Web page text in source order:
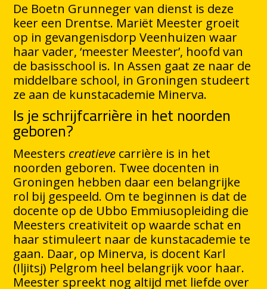
De Boetn Grunneger van dienst is deze
keer een Drentse. Mariët Meester groeit
op in gevangenisdorp Veenhuizen waar
haar vader, ‘meester Meester’, hoofd van
de basisschool is. In Assen gaat ze naar de
middelbare school, in Groningen studeert
ze aan de kunstacademie Minerva.
Is je schrijfcarrière in het noorden
geboren?
Meesters creatieve carrière is in het
noorden geboren. Twee docenten in
Groningen hebben daar een belangrijke
rol bij gespeeld. Om te beginnen is dat de
docente op de Ubbo Emmiusopleiding die
Meesters creativiteit op waarde schat en
haar stimuleert naar de kunstacademie te
gaan. Daar, op Minerva, is docent Karl
(Iljitsj) Pelgrom heel belangrijk voor haar.
Meester spreekt nog altijd met liefde over